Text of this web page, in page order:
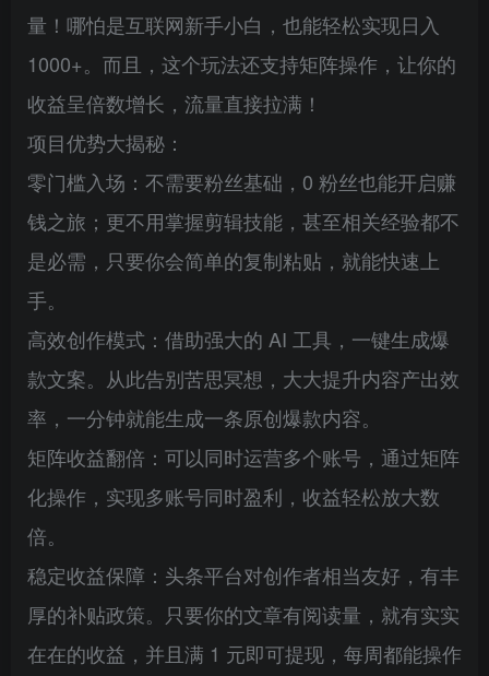
量！哪怕是互联网新手小白，也能轻松实现日入
1000+。而且，这个玩法还支持矩阵操作，让你的
收益呈倍数增长，流量直接拉满！​
项目优势大揭秘​：
零门槛入场：不需要粉丝基础，0 粉丝也能开启赚
钱之旅；更不用掌握剪辑技能，甚至相关经验都不
是必需，只要你会简单的复制粘贴，就能快速上
手。​
高效创作模式：借助强大的 AI 工具，一键生成爆
款文案。从此告别苦思冥想，大大提升内容产出效
率，一分钟就能生成一条原创爆款内容。​
矩阵收益翻倍：可以同时运营多个账号，通过矩阵
化操作，实现多账号同时盈利，收益轻松放大数
倍。​
稳定收益保障：头条平台对创作者相当友好，有丰
厚的补贴政策。只要你的文章有阅读量，就有实实
在在的收益，并且满 1 元即可提现，每周都能操作